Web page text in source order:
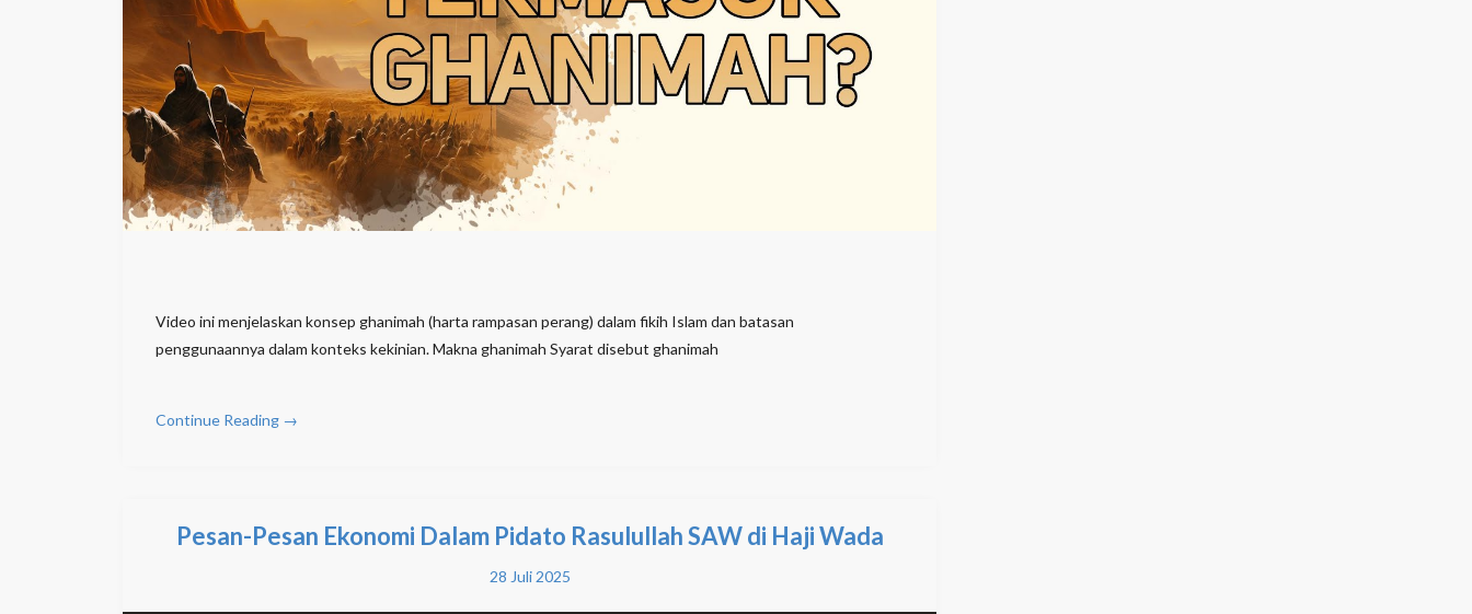
Video ini menjelaskan konsep ghanimah (harta rampasan perang) dalam fikih Islam dan batasan
penggunaannya dalam konteks kekinian.​ Makna ghanimah Syarat disebut ghanimah
Continue Reading →
Pesan-Pesan Ekonomi Dalam Pidato Rasulullah SAW di Haji Wada
28 Juli 2025